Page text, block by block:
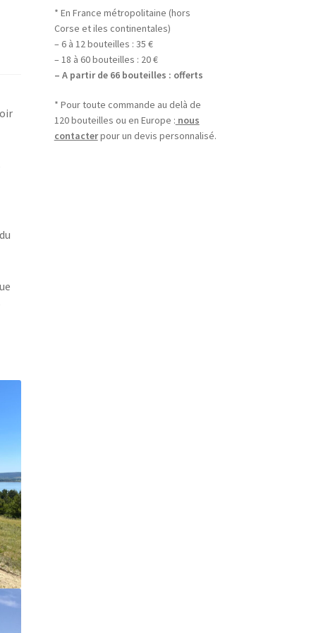
* En France métropolitaine (hors
Corse et iles continentales)
– 6 à 12 bouteilles : 35 €
– 18 à 60 bouteilles : 20 €
– A partir de 66 bouteilles : offerts
* Pour toute commande au delà de
120 bouteilles ou en Europe : nous
contacterpour un devis personnalisé.